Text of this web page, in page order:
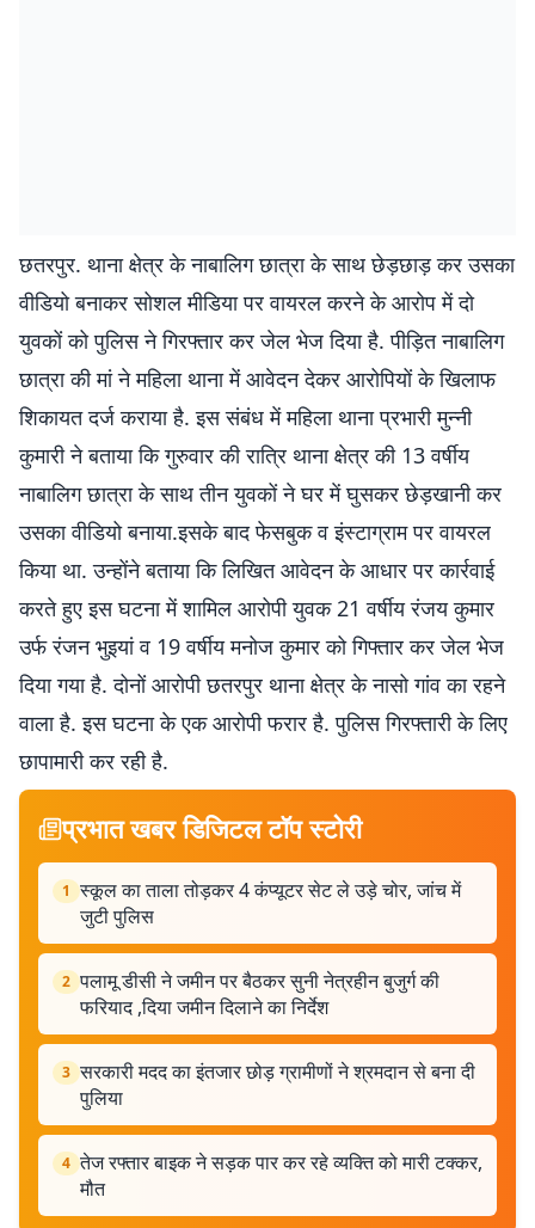
छतरपुर. थाना क्षेत्र के नाबालिग छात्रा के साथ छेड़छाड़ कर उसका
वीडियो बनाकर सोशल मीडिया पर वायरल करने के आरोप में दो
युवकों को पुलिस ने गिरफ्तार कर जेल भेज दिया है. पीड़ित नाबालिग
छात्रा की मां ने महिला थाना में आवेदन देकर आरोपियों के खिलाफ
शिकायत दर्ज कराया है. इस संबंध में महिला थाना प्रभारी मुन्नी
कुमारी ने बताया कि गुरुवार की रात्रि थाना क्षेत्र की 13 वर्षीय
नाबालिग छात्रा के साथ तीन युवकों ने घर में घुसकर छेड़खानी कर
उसका वीडियो बनाया.इसके बाद फेसबुक व इंस्टाग्राम पर वायरल
किया था. उन्होंने बताया कि लिखित आवेदन के आधार पर कार्रवाई
करते हुए इस घटना में शामिल आरोपी युवक 21 वर्षीय रंजय कुमार
उर्फ रंजन भुइयां व 19 वर्षीय मनोज कुमार को गिफ्तार कर जेल भेज
दिया गया है. दोनों आरोपी छतरपुर थाना क्षेत्र के नासो गांव का रहने
वाला है. इस घटना के एक आरोपी फरार है. पुलिस गिरफ्तारी के लिए
छापामारी कर रही है.
प्रभात खबर डिजिटल टॉप स्टोरी
1 स्कूल का ताला तोड़कर 4 कंप्यूटर सेट ले उड़े चोर, जांच में
जुटी पुलिस
2 पलामू डीसी ने जमीन पर बैठकर सुनी नेत्रहीन बुजुर्ग की
फरियाद ,दिया जमीन दिलाने का निर्देश
3 सरकारी मदद का इंतजार छोड़ ग्रामीणों ने श्रमदान से बना दी
पुलिया
4 तेज रफ्तार बाइक ने सड़क पार कर रहे व्यक्ति को मारी टक्कर,
मौत